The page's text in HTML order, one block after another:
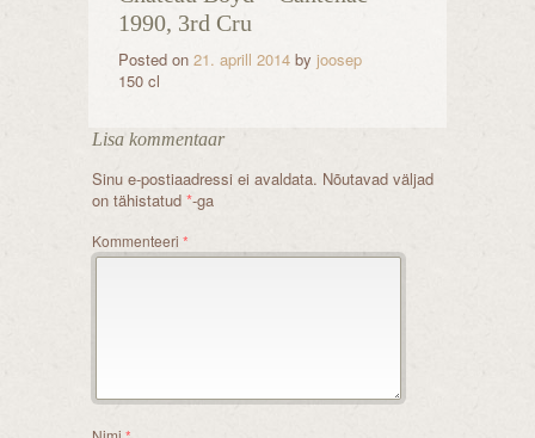
1990, 3rd Cru
Posted on 21. aprill 2014 by joosep
150 cl
Lisa kommentaar
Sinu e-postiaadressi ei avaldata. Nõutavad väljad
on tähistatud *-ga
Kommenteeri *